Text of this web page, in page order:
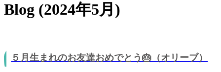
Blog (2024年5月)
５月生まれのお友達おめでとう🎂（オリーブ）